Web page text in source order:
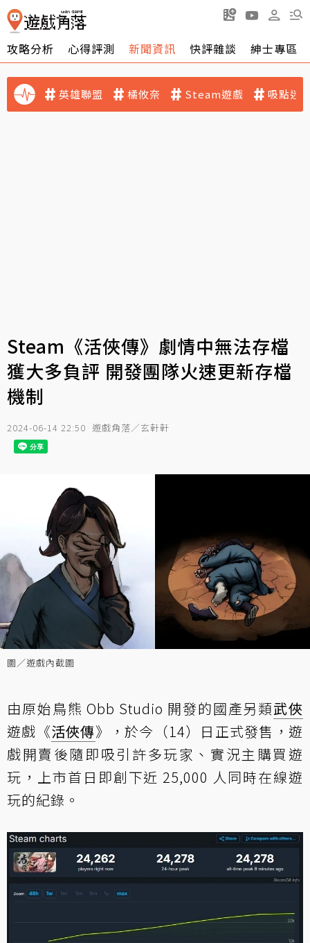
攻略分析 心得評測 新聞資訊 快評雜談 紳士專區
英雄聯盟 橘攸奈 Steam遊戲 吸點迷
Steam《活俠傳》劇情中無法存檔
獲大多負評 開發團隊火速更新存檔
機制
2024-06-14 22:50 遊戲角落／玄軒軒
圖／遊戲內截圖
由原始鳥熊 Obb Studio 開發的國產另類武俠
遊戲《活俠傳》，於今（14）日正式發售，遊
戲開賣後隨即吸引許多玩家、實況主購買遊
玩，上市首日即創下近 25,000 人同時在線遊
玩的紀錄。